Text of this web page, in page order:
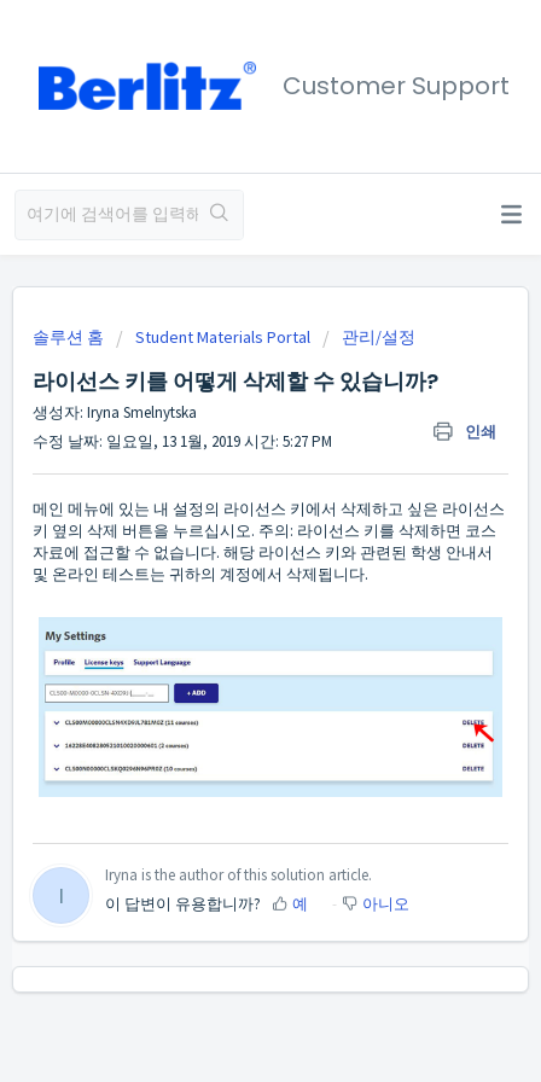
Customer Support
솔루션 홈 Student Materials Portal 관리/설정
라이선스 키를 어떻게 삭제할 수 있습니까?
인쇄
생성자: Iryna Smelnytska
수정 날짜: 일요일, 13 1월, 2019 시간: 5:27 PM
메인 메뉴에 있는 내 설정의 라이선스 키에서 삭제하고 싶은 라이선스
키 옆의 삭제 버튼을 누르십시오. 주의: 라이선스 키를 삭제하면 코스
자료에 접근할 수 없습니다. 해당 라이선스 키와 관련된 학생 안내서
및 온라인 테스트는 귀하의 계정에서 삭제됩니다.
I
Iryna is the author of this solution article.
이 답변이 유용합니까?
예 아니오